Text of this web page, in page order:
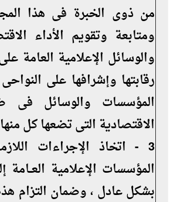
ومتابعة وتقويم الأداء
والوسائل الإعلامية العامة
رقابتها وإشرافها على
المؤسسات والوسائل
الاقتصادية التى تضعها كل
3 - اتخاذ الإجراءات
المؤسسات الإعلامية
بشكل عادل ، وضمان التزام